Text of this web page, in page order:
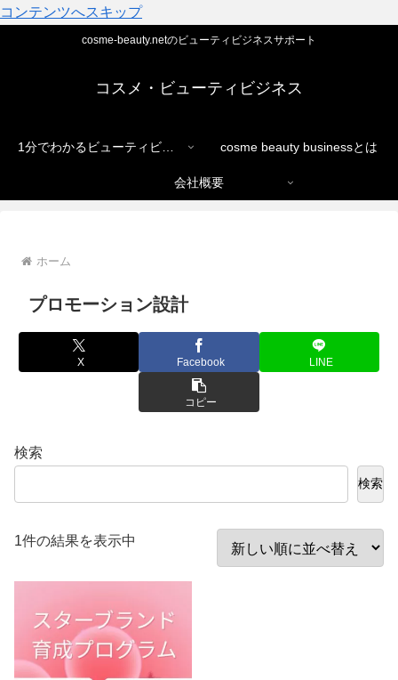
コンテンツへスキップ
cosme-beauty.netのビューティビジネスサポート
コスメ・ビューティビジネス
1分でわかるビューティビジネス cosme beauty businessとは
会社概要
ホーム
プロモーション設計
X Facebook LINE
コピー
検索
検索
1件の結果を表示中